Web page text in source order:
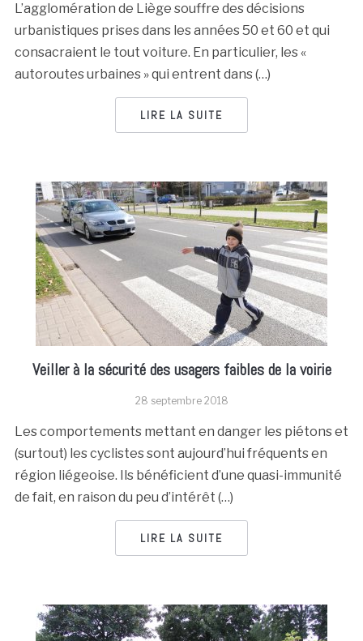
L’agglomération de Liège souffre des décisions
urbanistiques prises dans les années 50 et 60 et qui
consacraient le tout voiture. En particulier, les «
autoroutes urbaines » qui entrent dans (…)
LIRE LA SUITE
Veiller à la sécurité des usagers faibles de la voirie
28 septembre 2018
Les comportements mettant en danger les piétons et
(surtout) les cyclistes sont aujourd’hui fréquents en
région liégeoise. Ils bénéficient d’une quasi-immunité
de fait, en raison du peu d’intérêt (…)
LIRE LA SUITE